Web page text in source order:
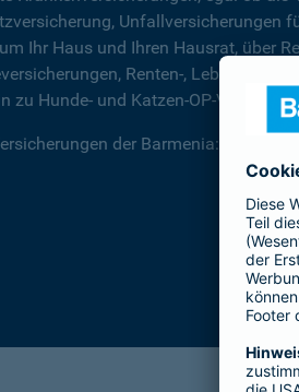
Unfallversicherungen
Ihr Haus und Ihren Hausrat, über
Renten-, Lebens- und
zu Hunde- und Katzen-OP-
der Barmenia: Wir